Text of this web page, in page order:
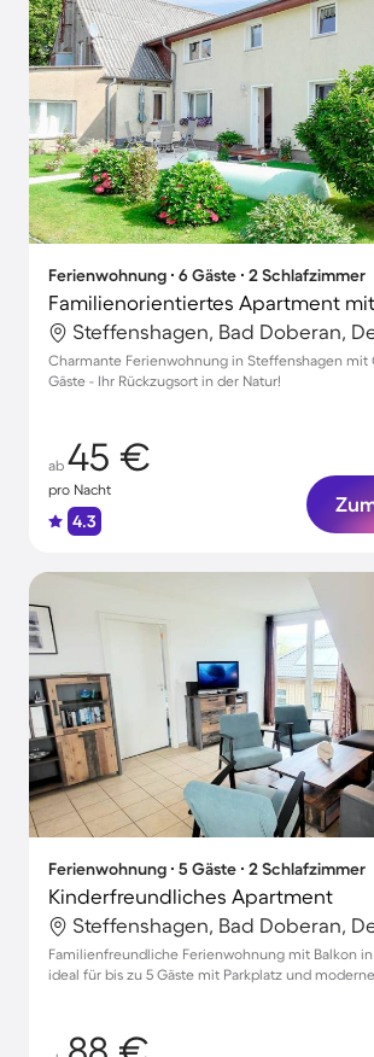
Ferienwohnung ∙ 6 Gäste ∙ 2 Schlafzimmer
Steffenshagen, Bad Doberan,
Charmante Ferienwohnung in Steffenshagen mit
Gäste - Ihr Rückzugsort in der Natur!
ab 45 €
pro Nacht
4.3
Ferienwohnung ∙ 5 Gäste ∙ 2 Schlafzimmer
Kinderfreundliches Apartment
Steffenshagen, Bad Doberan,
Familienfreundliche Ferienwohnung mit Balkon
ideal für bis zu 5 Gäste mit Parkplatz und